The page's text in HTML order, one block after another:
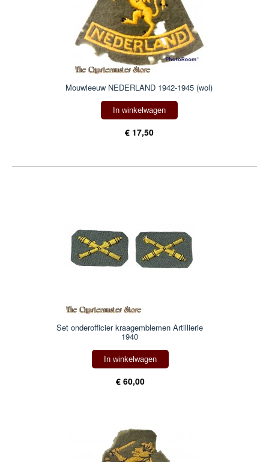
Mouwleeuw NEDERLAND 1942-1945 (wol)
In winkelwagen
€ 17,50
Set onderofficier kraagemblemen Artillierie
1940
In winkelwagen
€ 60,00